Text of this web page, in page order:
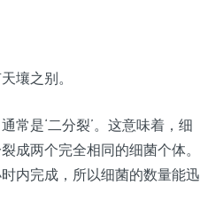
壤之别。
常是‘二分裂’。这意味着，细
成两个完全相同的细菌个体。
内完成，所以细菌的数量能迅